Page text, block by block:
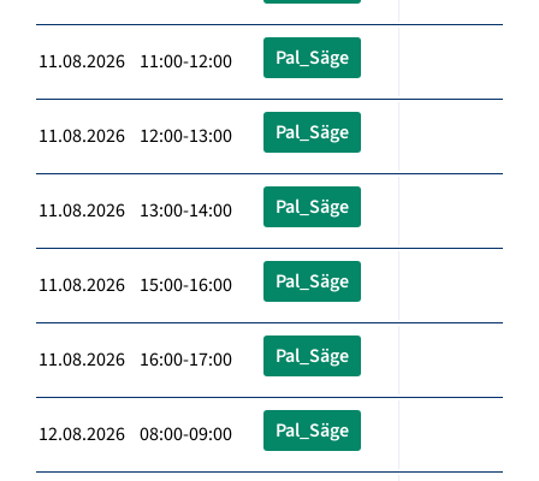
11.08.2026 11:00-12:00 Pal_Säge
11.08.2026 12:00-13:00 Pal_Säge
11.08.2026 13:00-14:00 Pal_Säge
11.08.2026 15:00-16:00 Pal_Säge
11.08.2026 16:00-17:00 Pal_Säge
12.08.2026 08:00-09:00 Pal_Säge